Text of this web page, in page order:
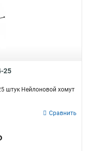
25
штук Нейлоновой хомут
Сравнить